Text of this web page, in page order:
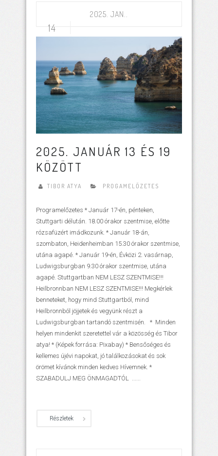
2025. JAN..
14
2025. JANUÁR 13 ÉS 19
KÖZÖTT
TIBOR ATYA PROGAMELŐZETES
Programelőzetes * Január 17-én, pénteken,
Stuttgarti délután. 18.00 órakor szentmise, előtte
rózsafüzért imádkozunk. * Január 18-án,
szombaton, Heidenheimban 15.30 órakor szentmise,
utána agapé. * Január 19-én, Évközi 2. vasárnap,
Ludwigsburgban 9.30 órakor szentmise, utána
agapé. Stuttgartban NEM LESZ SZENTMISE!!!
Heilbronnban NEM LESZ SZENTMISE!!! Megkérlek
benneteket, hogy mind Stuttgartból, mind
Heilbronnból jöjjetek és vegyünk részt a
Ludwigsburgban tartandó szentmisén. * Minden
helyen mindenkit szeretettel vár a közösség és Tibor
atya! * (Képek forrása: Pixabay) * Bensőséges és
kellemes újévi napokat, jó találkozásokat és sok
örömet kívánok minden kedves Hívemnek. *
SZABADULJ MEG ÖNMAGADTÓL ......
Részletek